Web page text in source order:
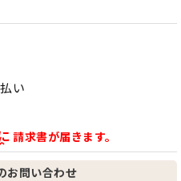
い
請求書が届きます。
お問い合わせ